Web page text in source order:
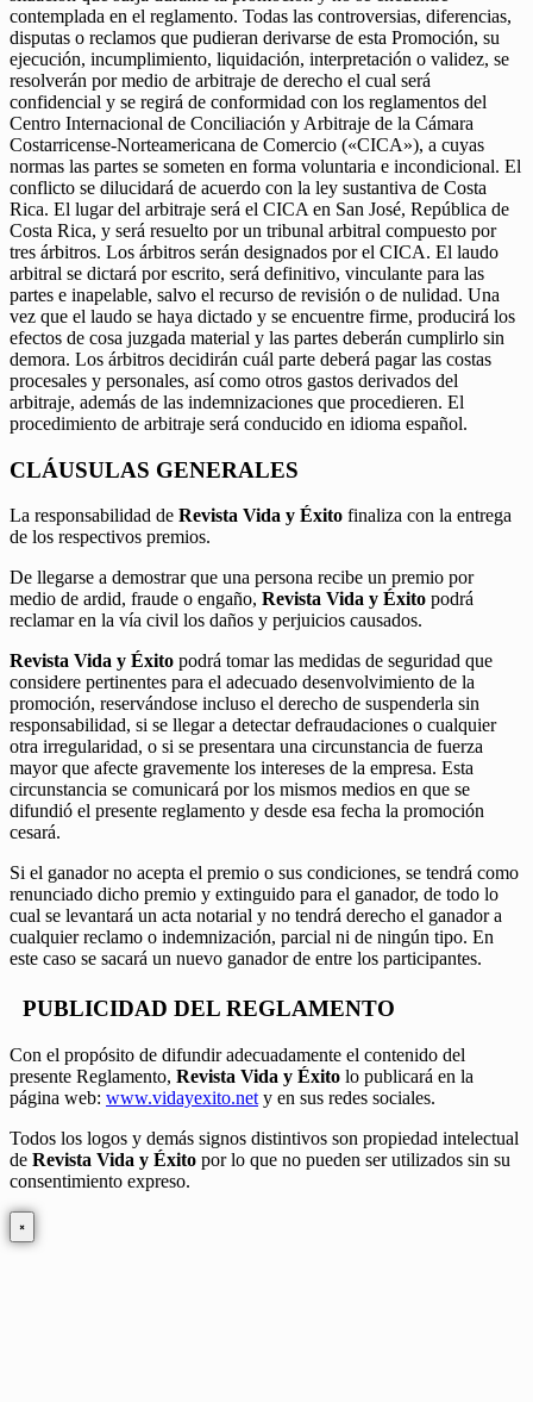
contemplada en el reglamento. Todas las controversias, diferencias,
disputas o reclamos que pudieran derivarse de esta Promoción, su
ejecución, incumplimiento, liquidación, interpretación o validez, se
resolverán por medio de arbitraje de derecho el cual será
confidencial y se regirá de conformidad con los reglamentos del
Centro Internacional de Conciliación y Arbitraje de la Cámara
Costarricense-Norteamericana de Comercio («CICA»), a cuyas
normas las partes se someten en forma voluntaria e incondicional. El
conflicto se dilucidará de acuerdo con la ley sustantiva de Costa
Rica. El lugar del arbitraje será el CICA en San José, República de
Costa Rica, y será resuelto por un tribunal arbitral compuesto por
tres árbitros. Los árbitros serán designados por el CICA. El laudo
arbitral se dictará por escrito, será definitivo, vinculante para las
partes e inapelable, salvo el recurso de revisión o de nulidad. Una
vez que el laudo se haya dictado y se encuentre firme, producirá los
efectos de cosa juzgada material y las partes deberán cumplirlo sin
demora. Los árbitros decidirán cuál parte deberá pagar las costas
procesales y personales, así como otros gastos derivados del
arbitraje, además de las indemnizaciones que procedieren. El
procedimiento de arbitraje será conducido en idioma español.
CLÁUSULAS GENERALES
La responsabilidad de Revista Vida y Éxito finaliza con la entrega
de los respectivos premios.
De llegarse a demostrar que una persona recibe un premio por
medio de ardid, fraude o engaño, Revista Vida y Éxito podrá
reclamar en la vía civil los daños y perjuicios causados.
Revista Vida y Éxito podrá tomar las medidas de seguridad que
considere pertinentes para el adecuado desenvolvimiento de la
promoción, reservándose incluso el derecho de suspenderla sin
responsabilidad, si se llegar a detectar defraudaciones o cualquier
otra irregularidad, o si se presentara una circunstancia de fuerza
mayor que afecte gravemente los intereses de la empresa. Esta
circunstancia se comunicará por los mismos medios en que se
difundió el presente reglamento y desde esa fecha la promoción
cesará.
Si el ganador no acepta el premio o sus condiciones, se tendrá como
renunciado dicho premio y extinguido para el ganador, de todo lo
cual se levantará un acta notarial y no tendrá derecho el ganador a
cualquier reclamo o indemnización, parcial ni de ningún tipo. En
este caso se sacará un nuevo ganador de entre los participantes.
PUBLICIDAD DEL REGLAMENTO
Con el propósito de difundir adecuadamente el contenido del
presente Reglamento, Revista Vida y Éxito lo publicará en la
página web: www.vidayexito.net y en sus redes sociales.
Todos los logos y demás signos distintivos son propiedad intelectual
de Revista Vida y Éxito por lo que no pueden ser utilizados sin su
consentimiento expreso.
×